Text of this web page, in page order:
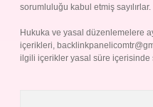
sorumluluğu kabul etmiş sayılırlar.
Hukuka ve yasal düzenlemelere
içerikleri,
ilgili içerikler yasal süre içerisinde